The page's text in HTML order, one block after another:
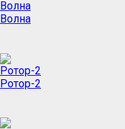
Волна
Ротор-2